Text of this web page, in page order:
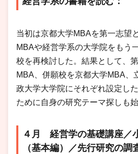
当初は京都大学MBAを第一志望
MBAや経営学系の大学院をもう
校を再検討した。結果として、
MBA、併願校を京都大学MBA、
政大学大学院にそれぞれ設定し
ために自身の研究テーマ探しも始
４月 経営学の基礎講座／
（基本編）／先行研究の調